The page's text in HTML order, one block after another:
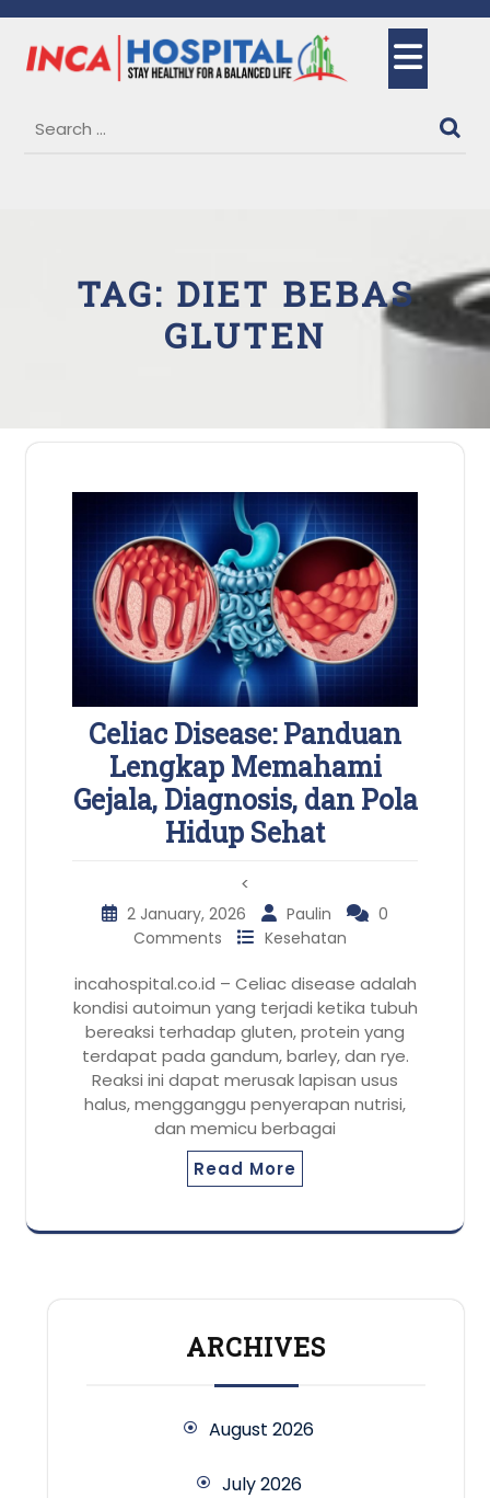
content
TAG: DIET BEBAS
GLUTEN
Celiac Disease: Panduan
Lengkap Memahami
Gejala, Diagnosis, dan Pola
Hidup Sehat
<
2 January, 2026 Paulin
0
Comments
Kesehatan
incahospital.co.id – Celiac disease adalah
kondisi autoimun yang terjadi ketika tubuh
bereaksi terhadap gluten, protein yang
terdapat pada gandum, barley, dan rye.
Reaksi ini dapat merusak lapisan usus
halus, mengganggu penyerapan nutrisi,
dan memicu berbagai
Read More
ARCHIVES
August 2026
July 2026